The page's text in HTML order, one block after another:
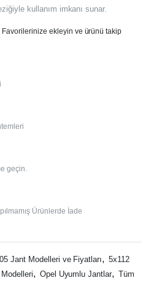
kullanım imkanı sunar.
ekleyin ve ürünü takip
geçin.
Ürünlerde İade
Jant Modelleri ve Fiyatları, 5x112
, Opel Uyumlu Jantlar, Tüm